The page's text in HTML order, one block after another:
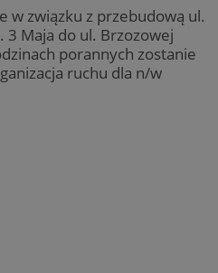
w związku z przebudową ul.
3 Maja do ul. Brzozowej
porannych zostanie
ruchu dla n/w